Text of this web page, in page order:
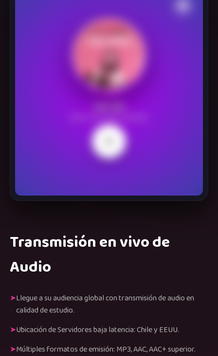
Transmisión en vivo de
Audio
Llegue a su audiencia global con transmisión de audio en
calidad de estudio.
Ubicación de Servidores baja latencia: Chile y EEUU.
Múltiples formatos de emisión: MP3, AAC, AAC+ superior.